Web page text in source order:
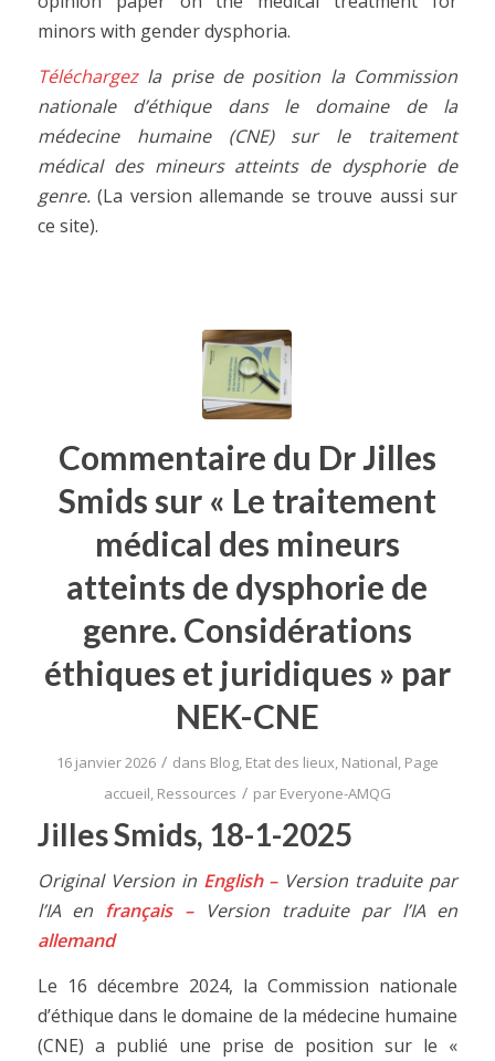
minors with gender dysphoria.
Téléchargezla prise de position la Commission
nationale d’éthique dans le domaine de la
médecine humaine (CNE) sur le traitement
médical des mineurs atteints de dysphorie de
genre.(La version allemande se trouve aussi sur
ce site).
Commentaire du Dr Jilles
Smids sur « Le traitement
médical des mineurs
atteints de dysphorie de
genre. Considérations
éthiques et juridiques » par
NEK-CNE
16 janvier 2026 / dans Blog, Etat des lieux, National, Page
accueil, Ressources / par Everyone-AMQG
Jilles Smids, 18-1-2025
Original Version in English– Version traduite par
l’IA en français –Version traduite par l’IA en
allemand
Le 16 décembre 2024, la Commission nationale
d’éthique dans le domaine de la médecine humaine
(CNE) a publié une prise de position sur le «